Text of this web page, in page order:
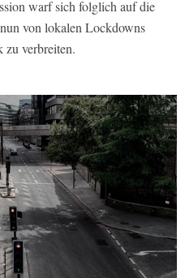
warf sich folglich auf die
von lokalen Lockdowns
zu verbreiten.